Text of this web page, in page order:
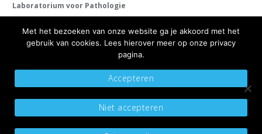
Laboratorium voor Pathologie
Copyright 2019 DiagnosepuntAlgemene voorwaarden
Sitemap
Ontwikkeld door Best4u Group B.V.
Met het bezoeken van onze website ga je akkoord met het
gebruik van cookies. Lees hierover meer op onze privacy
pagina.
Accepteren
Niet accepteren